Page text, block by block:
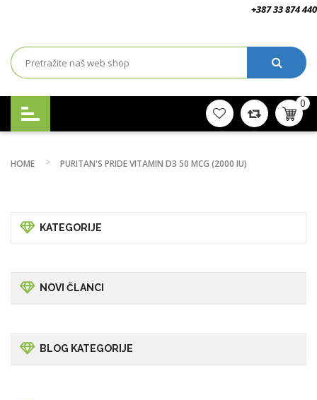
+387 33 874 440
0
HOME PURITAN'S PRIDE VITAMIN D3 50 MCG (2000 IU)
KATEGORIJE
NOVI ČLANCI
BLOG KATEGORIJE